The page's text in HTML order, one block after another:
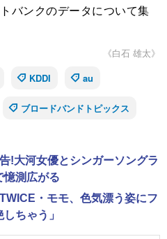
バンクのデータについて集
《白石 雄太》
KDDI au
ブロードバンドトピックス
!大河女優とシンガーソングラ
憶測広がる
・モモ、色気漂う姿にフ
ちゃう」